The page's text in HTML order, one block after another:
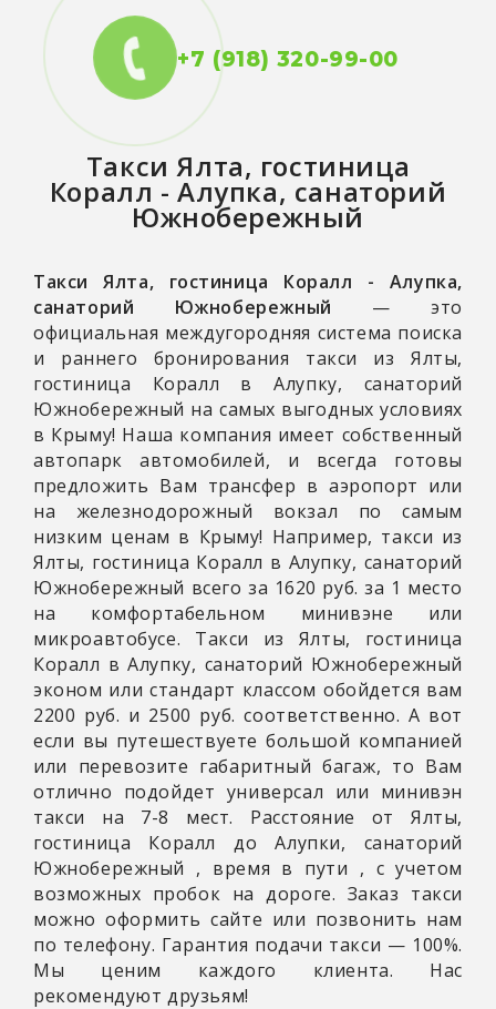
+7 (918) 320-99-00
ТаксиЯлта, гостиница
Коралл - Алупка, санаторий
Южнобережный
Такси Ялта, гостиница Коралл - Алупка,
санаторий Южнобережный — это
официальная междугородняя система поиска
и раннего бронирования такси из Ялты,
гостиница Коралл в Алупку, санаторий
Южнобережный на самых выгодных условиях
в Крыму! Наша компания имеет собственный
автопарк автомобилей, и всегда готовы
предложить Вам трансфер в аэропорт или
на железнодорожный вокзал по самым
низким ценам в Крыму! Например, такси из
Ялты, гостиница Коралл в Алупку, санаторий
Южнобережный всего за 1620 руб. за 1 место
на комфортабельном минивэне или
микроавтобусе. Такси из Ялты, гостиница
Коралл в Алупку, санаторий Южнобережный
эконом или стандарт классом обойдется вам
2200 руб. и 2500 руб. соответственно. А вот
если вы путешествуете большой компанией
или перевозите габаритный багаж, то Вам
отлично подойдет универсал или минивэн
такси на 7-8 мест. Расстояние от Ялты,
гостиница Коралл до Алупки, санаторий
Южнобережный , время в пути , с учетом
возможных пробок на дороге. Заказ такси
можно оформить сайте или позвонить нам
по телефону. Гарантия подачи такси — 100%.
Мы ценим каждого клиента. Нас
рекомендуют друзьям!